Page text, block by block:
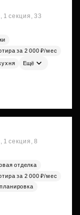
секция, 33
за 2 000 ₽/мес
Ещё
секция, 8
отделка
за 2 000 ₽/мес